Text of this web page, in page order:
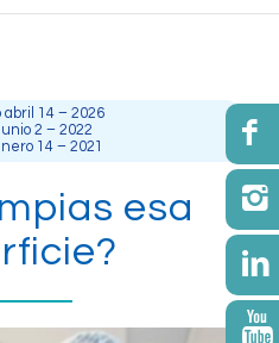
abril 14 – 2026
2 – 2022
14 – 2021
esa